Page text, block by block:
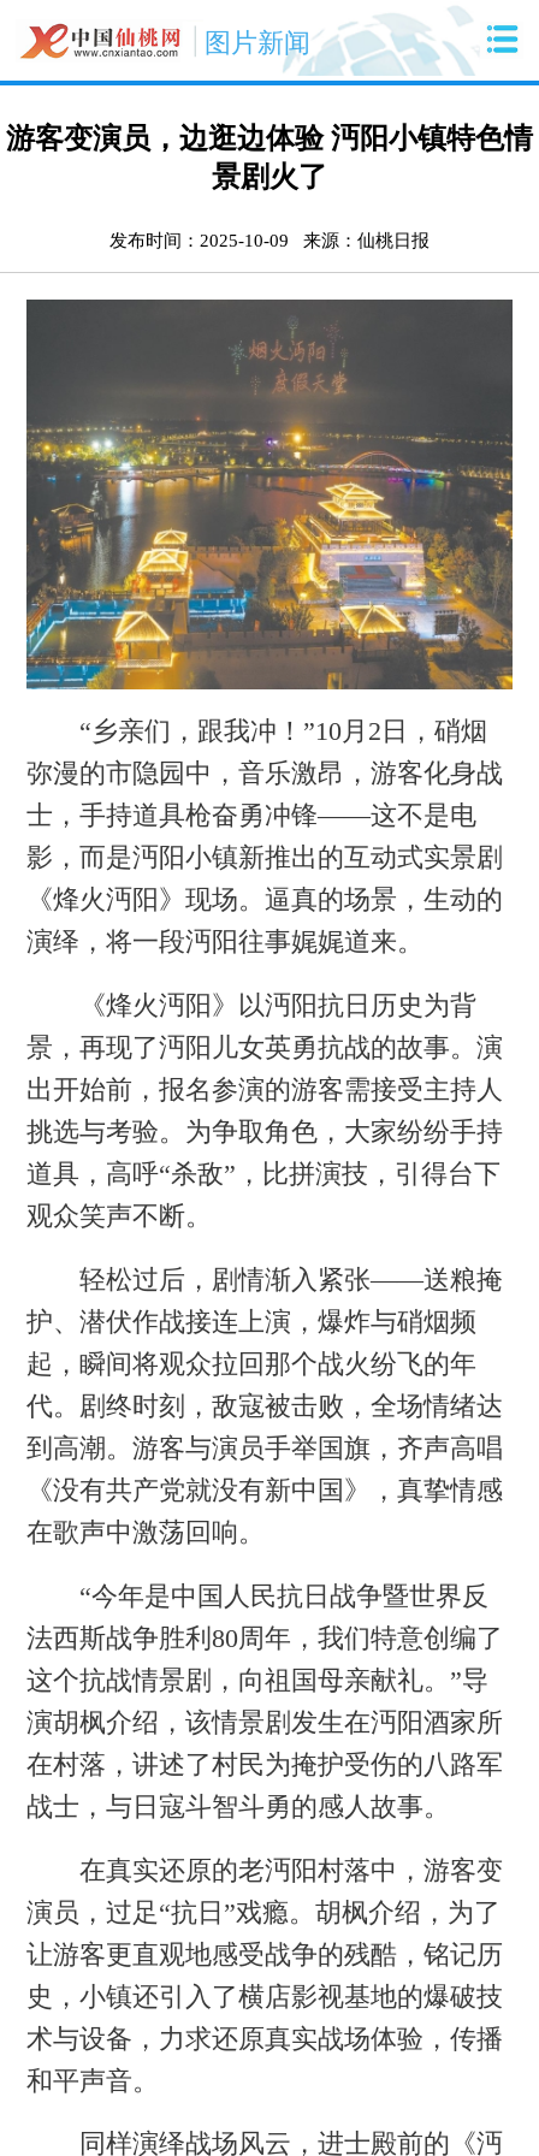
图片新闻
游客变演员，边逛边体验 沔阳小镇特色情
景剧火了
发布时间：2025-10-09 来源：仙桃日报
“乡亲们，跟我冲！”10月2日，硝烟
弥漫的市隐园中，音乐激昂，游客化身战
士，手持道具枪奋勇冲锋——这不是电
影，而是沔阳小镇新推出的互动式实景剧
《烽火沔阳》现场。逼真的场景，生动的
演绎，将一段沔阳往事娓娓道来。
《烽火沔阳》以沔阳抗日历史为背
景，再现了沔阳儿女英勇抗战的故事。演
出开始前，报名参演的游客需接受主持人
挑选与考验。为争取角色，大家纷纷手持
道具，高呼“杀敌”，比拼演技，引得台下
观众笑声不断。
轻松过后，剧情渐入紧张——送粮掩
护、潜伏作战接连上演，爆炸与硝烟频
起，瞬间将观众拉回那个战火纷飞的年
代。剧终时刻，敌寇被击败，全场情绪达
到高潮。游客与演员手举国旗，齐声高唱
《没有共产党就没有新中国》，真挚情感
在歌声中激荡回响。
“今年是中国人民抗日战争暨世界反
法西斯战争胜利80周年，我们特意创编了
这个抗战情景剧，向祖国母亲献礼。”导
演胡枫介绍，该情景剧发生在沔阳酒家所
在村落，讲述了村民为掩护受伤的八路军
战士，与日寇斗智斗勇的感人故事。
在真实还原的老沔阳村落中，游客变
演员，过足“抗日”戏瘾。胡枫介绍，为了
让游客更直观地感受战争的残酷，铭记历
史，小镇还引入了横店影视基地的爆破技
术与设备，力求还原真实战场体验，传播
和平声音。
同样演绎战场风云，进士殿前的《沔